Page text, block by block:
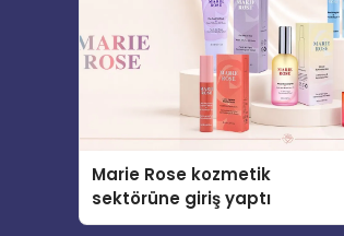
Marie Rose kozmetik
sektörüne giriş yaptı